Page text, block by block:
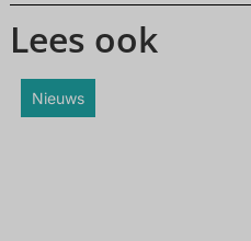
Lees ook
Nieuws